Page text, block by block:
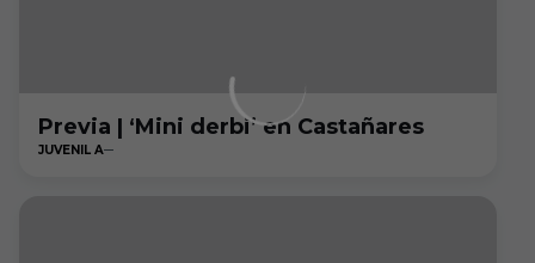
Previa | ‘Mini derbi’ en Castañares
JUVENIL A